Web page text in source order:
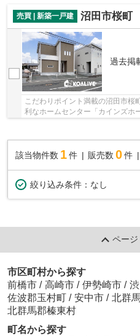
売買 | 新築一戸建 沼田市桜町
過去掲
こだわりポイント満載の沼田市
利なホームセンター「カインズホ
該当物件数 1件 販売数 0 件
絞り込み条件： なし
ペー
市区町村から探す
前橋市 / 高崎市 / 伊勢崎市 /
佐波郡玉村町 / 安中市 / 北群
北群馬郡榛東村
町名から探す